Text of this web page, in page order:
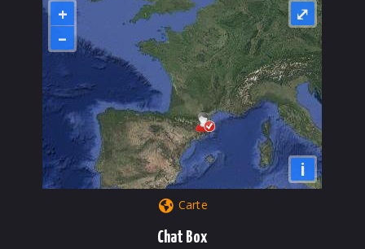
+
–
i
⤢
Carte
Chat Box